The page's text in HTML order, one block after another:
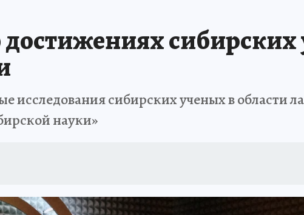
достижениях сибирских
исследования сибирских ученых в области
науки»